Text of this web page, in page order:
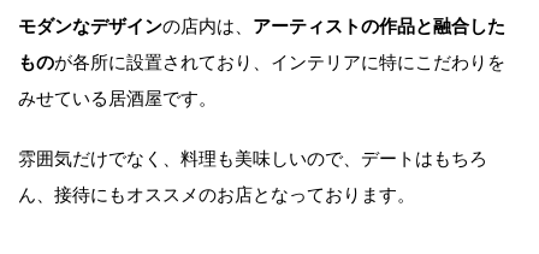
モダンなデザインの店内は、 アーティストの作品と融合した
ものが各所に設置されており、インテリアに特にこだわりを
みせている居酒屋です。
雰囲気だけでなく、料理も美味しいので、デートはもちろ
ん、接待にもオススメのお店となっております。